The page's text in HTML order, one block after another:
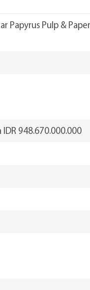
Pulp &
948.670.000.000